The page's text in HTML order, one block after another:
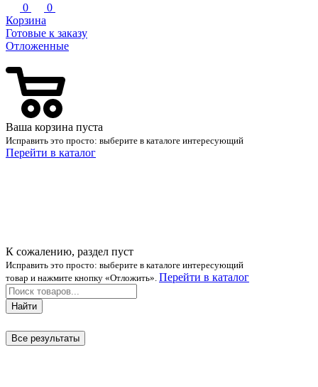
0
0
Корзина
Готовые к заказу
Отложенные
Ваша корзина пуста
Исправить это просто: выберите в каталоге интересующий
Перейти в каталог
К сожалению, раздел пуст
Исправить это просто: выберите в каталоге интересующий
товар и нажмите кнопку «Отложить». Перейти в каталог
Найти
Все результаты